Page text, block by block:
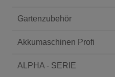
Gartenzubehör
Akkumaschinen Profi
ALPHA - SERIE